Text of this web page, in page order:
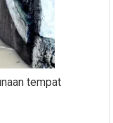
tempat